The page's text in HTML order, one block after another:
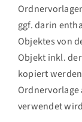
ggf. darin
Objektes von
Objekt inkl.
kopiert
Ordnervorlage
verwendet